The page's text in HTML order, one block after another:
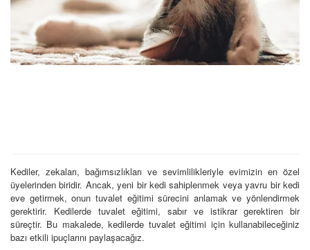
Kediler, zekaları, bağımsızlıkları ve sevimlilikleriyle evimizin en özel
üyelerinden biridir. Ancak, yeni bir kedi sahiplenmek veya yavru bir kedi
eve getirmek, onun tuvalet eğitimi sürecini anlamak ve yönlendirmek
gerektirir. Kedilerde tuvalet eğitimi, sabır ve istikrar gerektiren bir
süreçtir. Bu makalede, kedilerde tuvalet eğitimi için kullanabileceğiniz
bazı etkili ipuçlarını paylaşacağız.